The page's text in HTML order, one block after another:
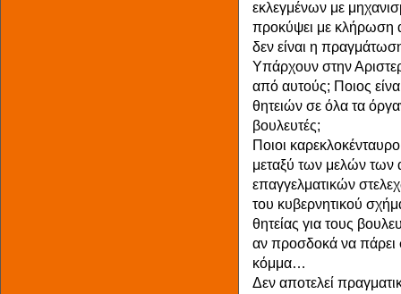
εκλεγμένων με
προκύψει με κλήρωση
δεν είναι η
Υπάρχουν στην
από αυτούς; Ποιος
θητειών σε όλα τα
βουλευτές;
Ποιοι
μεταξύ των μελών των
επαγγελματικών
του κυβερνητικού
θητείας για τους
αν προσδοκά να πάρει
κόμμα…
Δεν αποτελεί